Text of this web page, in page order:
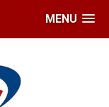
MENU